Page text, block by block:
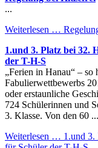
...
Weiterlesen …
1.und 3. Platz bei 32.
der T-H-S
„Ferien in Hanau“ – so
Fabulierwettbewerbs
oder erstaunliche
724 Schülerinnen und
3. Klasse. Von den 60 ...
Weiterlesen … 1.und 3.